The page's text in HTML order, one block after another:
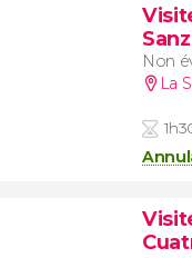
Sanz
Non
La